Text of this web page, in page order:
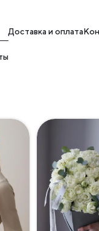
Доставка и оплата